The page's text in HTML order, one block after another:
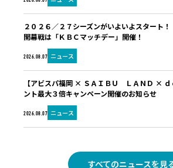
2026.08.07 ニュース
２０２６／２７シーズンがいよいよスタート
開幕戦は「ＫＢＣマッチデー」開催！
2026.08.07 ニュース
【アビスパ福岡 × ＳＡＩＢＵ ＬＡＮＤ × ｄ
ント最大３倍キャンペーン開催のお知らせ
すべてのニュースを見